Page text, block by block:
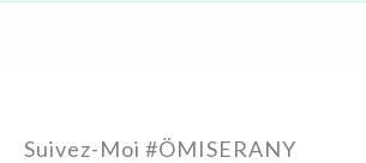
Suivez-Moi #ÖMISERANY